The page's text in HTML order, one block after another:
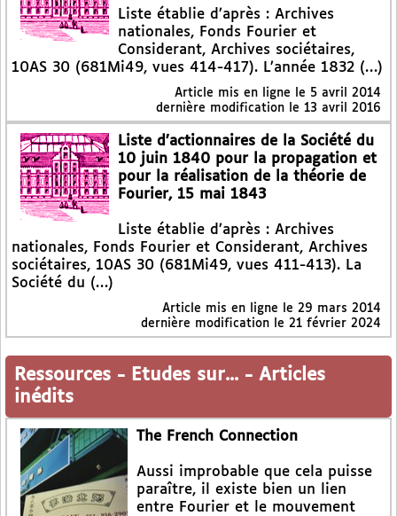
Liste établie d’après : Archives
nationales, Fonds Fourier et
Considerant, Archives sociétaires,
10AS 30 (681Mi49, vues 414-417). L’année 1832 (…)
Article mis en ligne le 5 avril 2014
dernière modification le 13 avril 2016
Liste d’actionnaires de la Société du
10 juin 1840 pour la propagation et
pour la réalisation de la théorie de
Fourier, 15 mai 1843
Liste établie d’après : Archives
nationales, Fonds Fourier et Considerant, Archives
sociétaires, 10AS 30 (681Mi49, vues 411-413). La
Société du (…)
Article mis en ligne le 29 mars 2014
dernière modification le 21 février 2024
Ressources - Etudes sur... - Articles
inédits
The French Connection
Aussi improbable que cela puisse
paraître, il existe bien un lien
entre Fourier et le mouvement